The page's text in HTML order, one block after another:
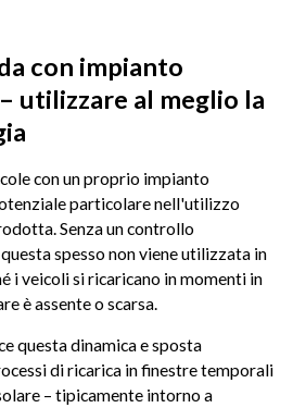
con impianto
utilizzare al meglio la
con un proprio impianto
particolare nell'utilizzo
Senza un controllo
spesso non viene utilizzata in
i veicoli si ricaricano in momenti in
è assente o scarsa.
questa dinamica e sposta
di ricarica in finestre temporali
– tipicamente intorno a